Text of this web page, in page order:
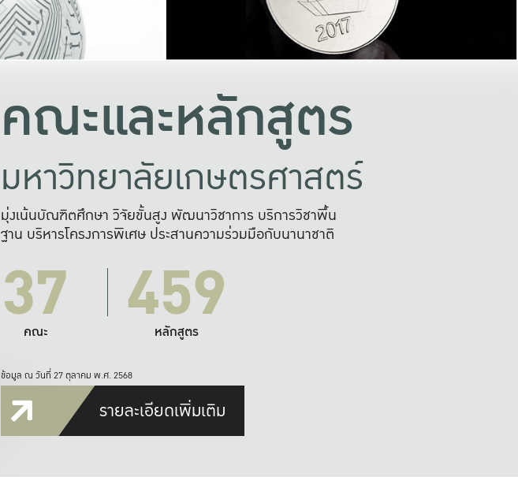
คณะและหลักสูตร
มหาวิทยาลัยเกษตรศาสตร์
มุ่งเน้นบัณฑิตศึกษา วิจัยขั้นสูง พัฒนาวิชาการ บริการวิชาพื้น
ฐาน บริหารโครงการพิเศษ ประสานความร่วมมือกับนานาชาติ
37
คณะ 459
หลักสูตร
ข้อมูล ณ วันที่ 27 ตุลาคม พ.ศ. 2568
รายละเอียดเพิ่มเติม